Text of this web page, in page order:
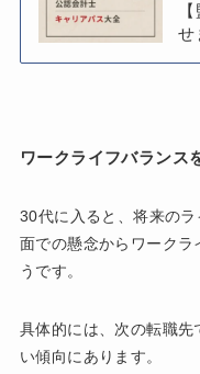
せ
ワークライフバランス
30代に入ると、将来の
面での懸念からワークラ
うです。
具体的には、次の転職
い傾向にあります。